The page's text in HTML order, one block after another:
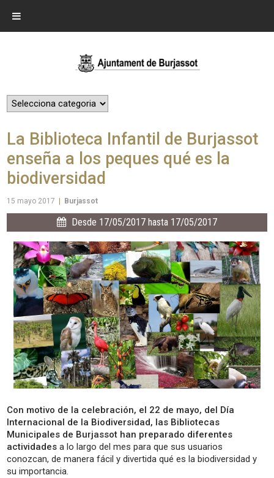
La Biblioteca Infantil de Burjassot
enseña a los peques qué es la
biodiversidad
15 mayo 2017 Burjassot
Desde 17/05/2017 hasta 17/05/2017
Con motivo de la celebración, el 22 de mayo, del Día
Internacional de la Biodiversidad, las Bibliotecas
Municipales de Burjassot han preparado diferentes
actividades a lo largo del mes para que sus usuarios
conozcan, de manera fácil y divertida qué es la biodiversidad y
su importancia.